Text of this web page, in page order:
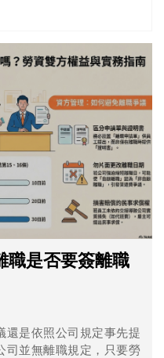
職是否要簽離職
還是依照公司規定事先提
司並無離職規定，只要勞